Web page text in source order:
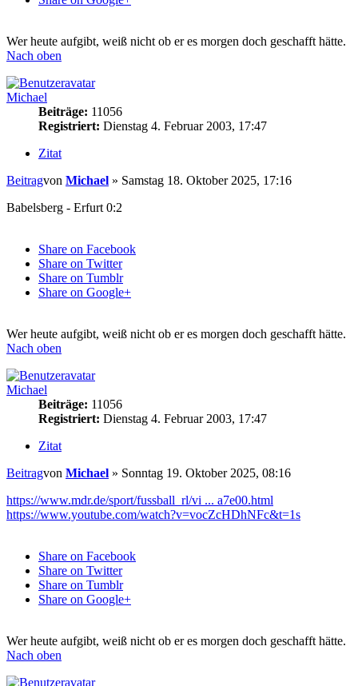
Wer heute aufgibt, weiß nicht ob er es morgen doch geschafft hätte.
Nach oben
Michael
Beiträge: 11056
Registriert: Dienstag 4. Februar 2003, 17:47
Zitat
Beitragvon Michael » Samstag 18. Oktober 2025, 17:16
Babelsberg - Erfurt 0:2
Share on Facebook
Share on Twitter
Share on Tumblr
Share on Google+
Wer heute aufgibt, weiß nicht ob er es morgen doch geschafft hätte.
Nach oben
Michael
Beiträge: 11056
Registriert: Dienstag 4. Februar 2003, 17:47
Zitat
Beitragvon Michael » Sonntag 19. Oktober 2025, 08:16
https://www.mdr.de/sport/fussball_rl/vi ... a7e00.html
https://www.youtube.com/watch?v=vocZcHDhNFc&t=1s
Share on Facebook
Share on Twitter
Share on Tumblr
Share on Google+
Wer heute aufgibt, weiß nicht ob er es morgen doch geschafft hätte.
Nach oben